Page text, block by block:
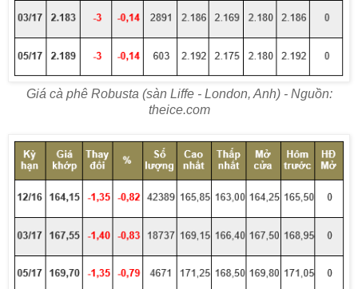
Giá cà phê Robusta (sàn Liffe - London, Anh) - Nguồn:
theice.com